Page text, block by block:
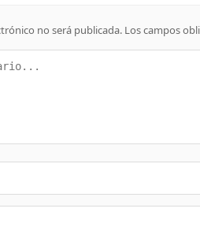
no será publicada. Los campos